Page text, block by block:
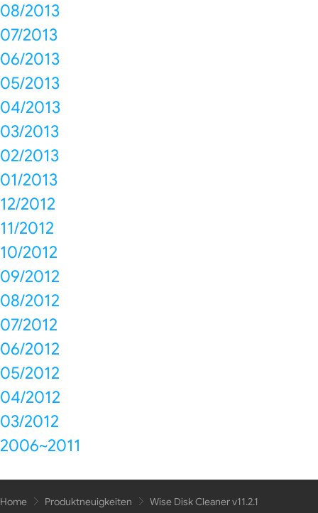
08/2013
07/2013
06/2013
05/2013
04/2013
03/2013
02/2013
01/2013
12/2012
11/2012
10/2012
09/2012
08/2012
07/2012
06/2012
05/2012
04/2012
03/2012
2006~2011
Home Produktneuigkeiten Wise Disk Cleaner v11.2.1